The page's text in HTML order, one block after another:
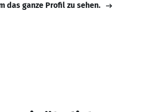
das ganze Profil zu sehen.